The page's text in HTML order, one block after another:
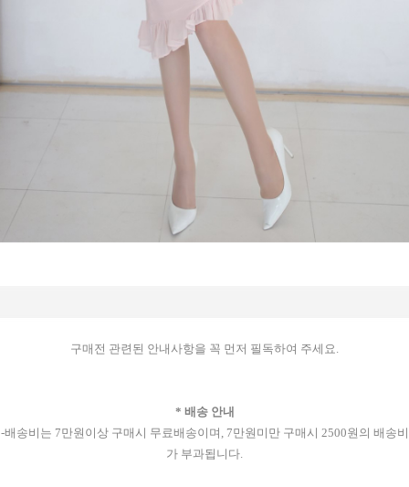
구매전 관련된 안내사항을 꼭 먼저 필독하여 주세요.
* 배송 안내
-배송비는 7만원이상 구매시 무료배송이며, 7만원미만 구매시 2500원의 배송비
가 부과됩니다.